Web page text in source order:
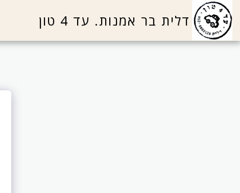
דלית בר אמנות. עד 4 טון